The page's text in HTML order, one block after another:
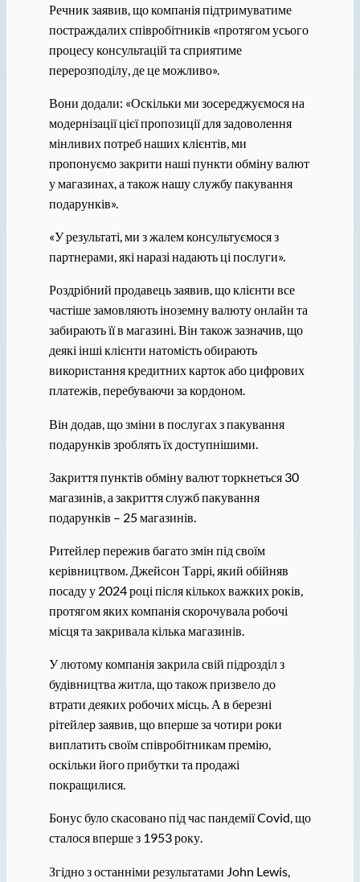
Речник заявив, що компанія підтримуватиме
постраждалих співробітників «протягом усього
процесу консультацій та сприятиме
перерозподілу, де це можливо».
Вони додали: «Оскільки ми зосереджуємося на
модернізації цієї пропозиції для задоволення
мінливих потреб наших клієнтів, ми
пропонуємо закрити наші пункти обміну валют
у магазинах, а також нашу службу пакування
подарунків».
«У результаті, ми з жалем консультуємося з
партнерами, які наразі надають ці послуги».
Роздрібний продавець заявив, що клієнти все
частіше замовляють іноземну валюту онлайн та
забирають її в магазині. Він також зазначив, що
деякі інші клієнти натомість обирають
використання кредитних карток або цифрових
платежів, перебуваючи за кордоном.
Він додав, що зміни в послугах з пакування
подарунків зроблять їх доступнішими.
Закриття пунктів обміну валют торкнеться 30
магазинів, а закриття служб пакування
подарунків – 25 магазинів.
Ритейлер пережив багато змін під своїм
керівництвом. Джейсон Таррі, який обійняв
посаду у 2024 році після кількох важких років,
протягом яких компанія скорочувала робочі
місця та закривала кілька магазинів.
У лютому компанія закрила свій підрозділ з
будівництва житла, що також призвело до
втрати деяких робочих місць. А в березні
рітейлер заявив, що вперше за чотири роки
виплатить своїм співробітникам премію,
оскільки його прибутки та продажі
покращилися.
Бонус було скасовано під час пандемії Covid, що
сталося вперше з 1953 року.
Згідно з останніми результатами John Lewis,